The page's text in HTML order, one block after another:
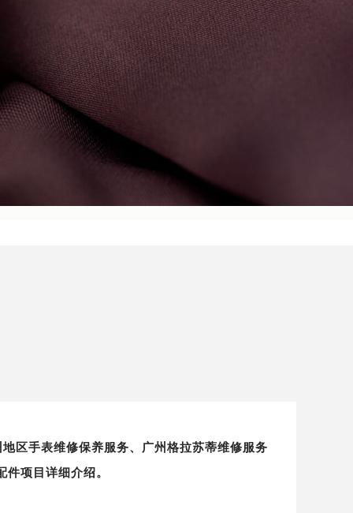
区手表维修保养服务、广州格拉苏蒂维修服务
项目详细介绍。